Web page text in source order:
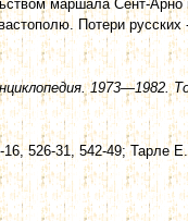
маршала Сент-
Потери русских
526-31, 542-49; Тарле